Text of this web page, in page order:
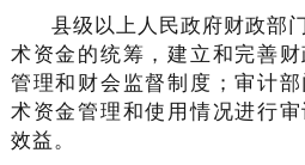
县级以上人民政府财政部
术资金的统筹，建立和完善
管理和财会监督制度；审计
术资金管理和使用情况进行
效益。